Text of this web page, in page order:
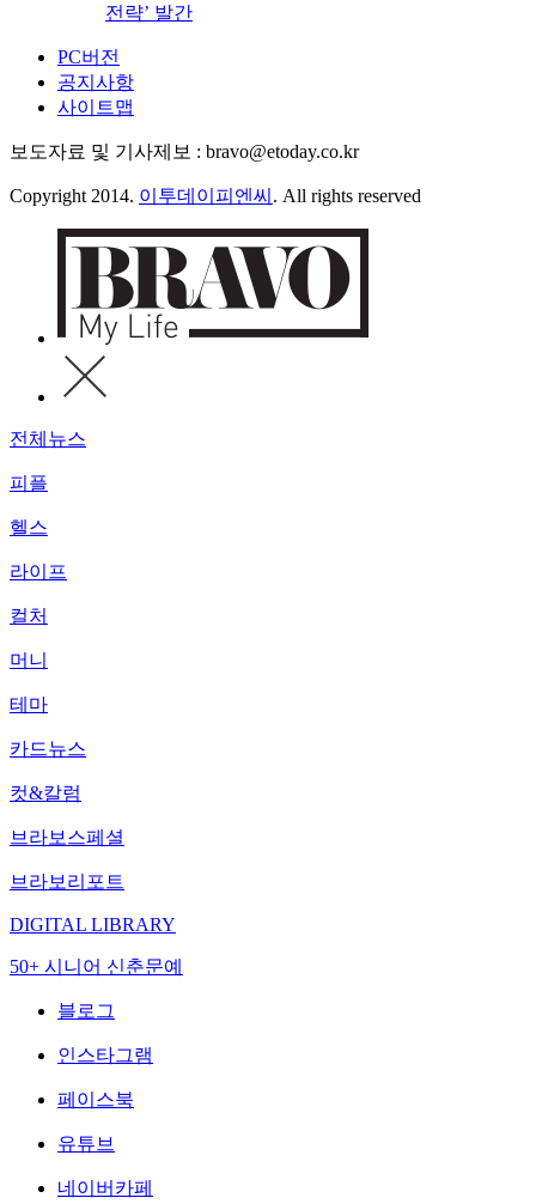
전략’ 발간
PC버전
공지사항
사이트맵
보도자료 및 기사제보 : bravo@etoday.co.kr
Copyright 2014. 이투데이피엔씨 . All rights reserved
전체뉴스
피플
헬스
라이프
컬처
머니
테마
카드뉴스
컷&칼럼
브라보스페셜
브라보리포트
DIGITAL LIBRARY
50+ 시니어 신춘문예
블로그
인스타그램
페이스북
유튜브
네이버카페